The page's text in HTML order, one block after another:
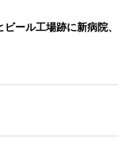
ール工場跡に新病院、